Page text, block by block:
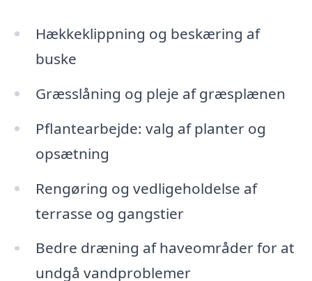
Hækkeklippning og beskæring af
buske
Græsslåning og pleje af græsplænen
Pflantearbejde: valg af planter og
opsætning
Rengøring og vedligeholdelse af
terrasse og gangstier
Bedre dræning af haveområder for at
undgå vandproblemer